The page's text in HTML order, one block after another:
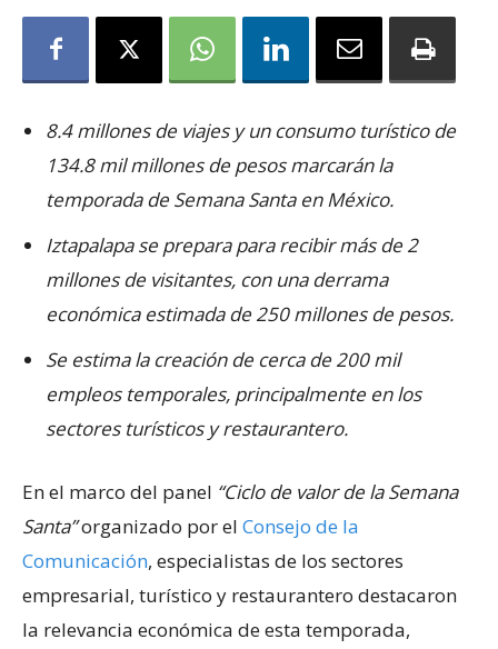
8.4 millones de viajes y un consumo turístico de
134.8 mil millones de pesos marcarán la
temporada de Semana Santa en México.
Iztapalapa se prepara para recibir más de 2
millones de visitantes, con una derrama
económica estimada de 250 millones de pesos.
Se estima la creación de cerca de 200 mil
empleos temporales, principalmente en los
sectores turísticos y restaurantero.
En el marco del panel “Ciclo de valor de la Semana
Santa”organizado por el Consejo de la
Comunicación, especialistas de los sectores
empresarial, turístico y restaurantero destacaron
la relevancia económica de esta temporada,